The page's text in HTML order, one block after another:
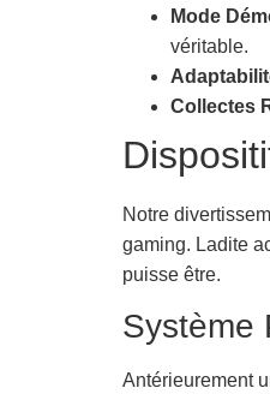
Mode
véritable.
Collectes
Notre
gaming. Ladite
puisse être.
Système
Antérieurement